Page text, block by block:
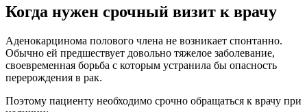
Когда нужен срочный визит к врачу
Аденокарцинома полового члена не возникает спонтанно.
Обычно ей предшествует довольно тяжелое заболевание,
своевременная борьба с которым устранила бы опасность
перерождения в рак.
Поэтому пациенту необходимо срочно обращаться к врачу при